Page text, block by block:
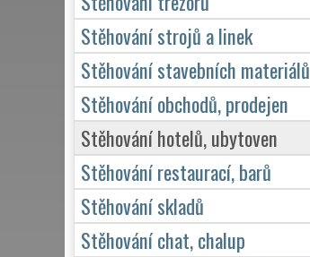
Stěhování strojů a linek
Stěhování stavebních materiálů
Stěhování obchodů, prodejen
Stěhování hotelů, ubytoven
Stěhování restaurací, barů
Stěhování skladů
Stěhování chat, chalup